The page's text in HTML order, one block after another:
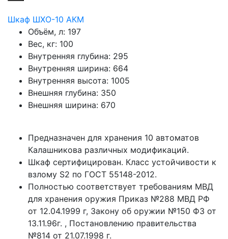
Шкаф ШХО-10 АКМ
Объём, л: 197
Вес, кг: 100
Внутренняя глубина: 295
Внутренняя ширина: 664
Внутренняя высота: 1005
Внешняя глубина: 350
Внешняя ширина: 670
Предназначен для хранения 10 автоматов
Калашникова различных модификаций.
Шкаф сертифицирован. Класс устойчивости к
взлому S2 по ГОСТ 55148-2012.
Полностью соответствует требованиям МВД
для хранения оружия Приказ №288 МВД РФ
от 12.04.1999 г, Закону об оружии №150 ФЗ от
13.11.96г. , Постановлению правительства
№814 от 21.07.1998 г.